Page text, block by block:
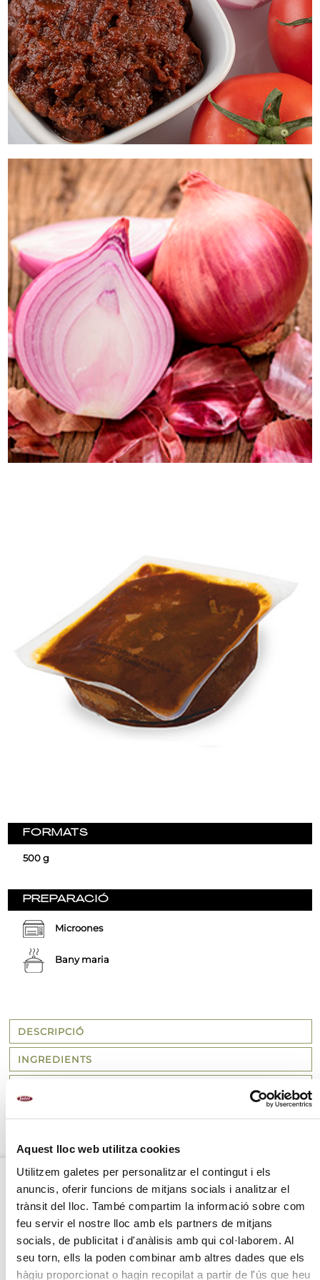
Aquest lloc web utilitza cookies
Utilitzem galetes per personalitzar el contingut i els
anuncis, oferir funcions de mitjans socials i analitzar el
trànsit del lloc. També compartim la informació sobre com
feu servir el nostre lloc amb els partners de mitjans
socials, de publicitat i d'anàlisis amb qui col·laborem. Al
seu torn, ells la poden combinar amb altres dades que els
hàgiu proporcionat o hagin recopilat a partir de l'ús que heu
FORMATS
500 g
PREPARACIÓ
Microones
Bany maria
DESCRIPCIÓ
INGREDIENTS
OPCIÓ